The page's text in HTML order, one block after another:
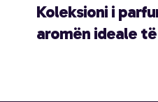
Koleksioni i
aromën ideale